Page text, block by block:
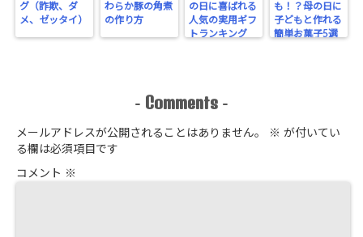
グ（詐欺、ダ
メ、ゼッタイ）
わらか豚の角煮
の作り方
の日に喜ばれる
人気の実用ギフ
トランキング
も！？母の日に
子どもと作れる
簡単お菓子5選
- Comments -
メールアドレスが公開されることはありません。 ※ が付いてい
る欄は必須項目です
コメント ※